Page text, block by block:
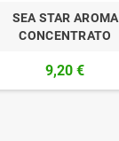
SEA STAR AROMA
CONCENTRATO
9,20 €